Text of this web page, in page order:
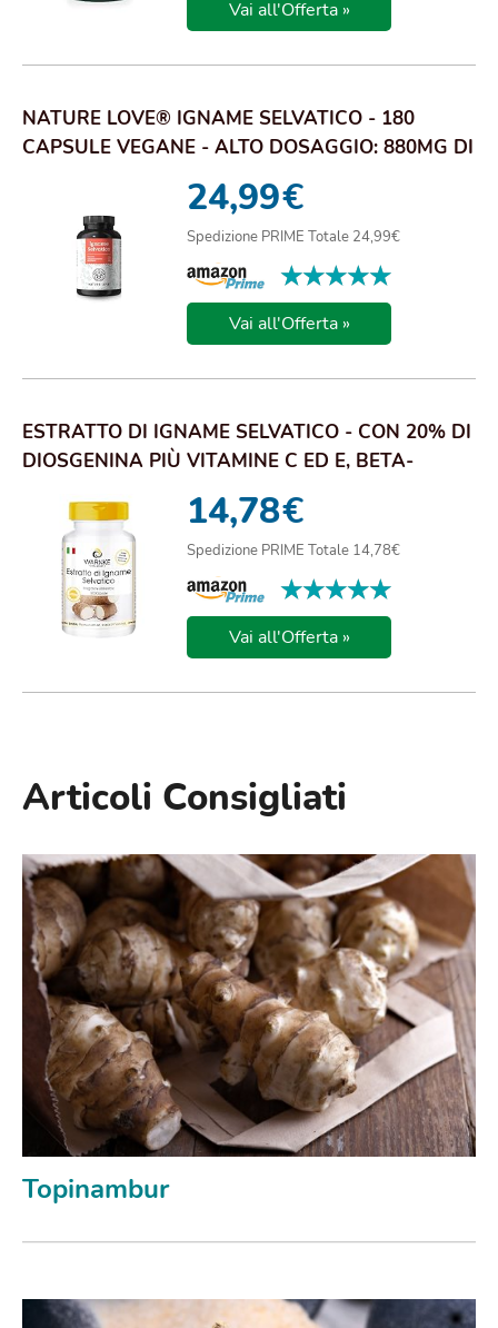
Vai all'Offerta »
NATURE LOVE® IGNAME SELVATICO - 180
CAPSULE VEGANE - ALTO DOSAGGIO: 880MG DI
24,99€
Spedizione PRIME Totale 24,99€
★★★★★
★★★★★
Vai all'Offerta »
ESTRATTO DI IGNAME SELVATICO - CON 20% DI
DIOSGENINA PIÙ VITAMINE C ED E, BETA-
14,78€
Spedizione PRIME Totale 14,78€
★★★★★
★★★★★
Vai all'Offerta »
Articoli Consigliati
Topinambur